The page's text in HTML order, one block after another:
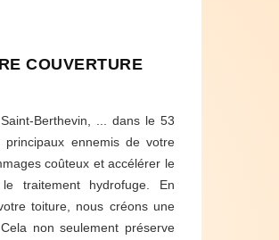
COUVERTURE
Berthevin, ... dans le 53
ennemis de votre
coûteux et accélérer le
traitement hydrofuge. En
toiture, nous créons une
non seulement préserve